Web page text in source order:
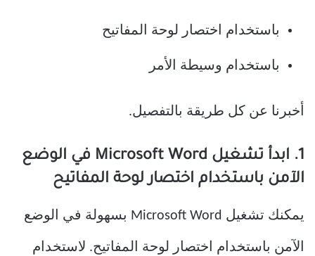
باستخدام اختصار لوحة المفاتيح
باستخدام وسيطة الأمر
أخبرنا عن كل طريقة بالتفصيل.
1. ابدأ تشغيل Microsoft Word في الوضع
الآمن باستخدام اختصار لوحة المفاتيح
يمكنك تشغيل Microsoft Word بسهولة في الوضع
الآمن باستخدام اختصار لوحة المفاتيح. لاستخدام